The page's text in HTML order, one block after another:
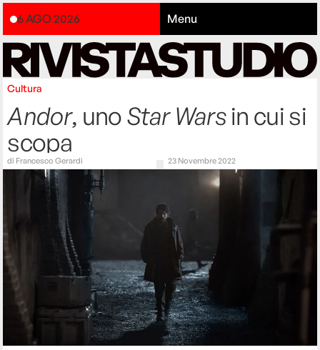
6 AGO 2026 Menu
Cultura
Andor, unoStar Warsin cui si
scopa
di Francesco Gerardi 23 Novembre 2022